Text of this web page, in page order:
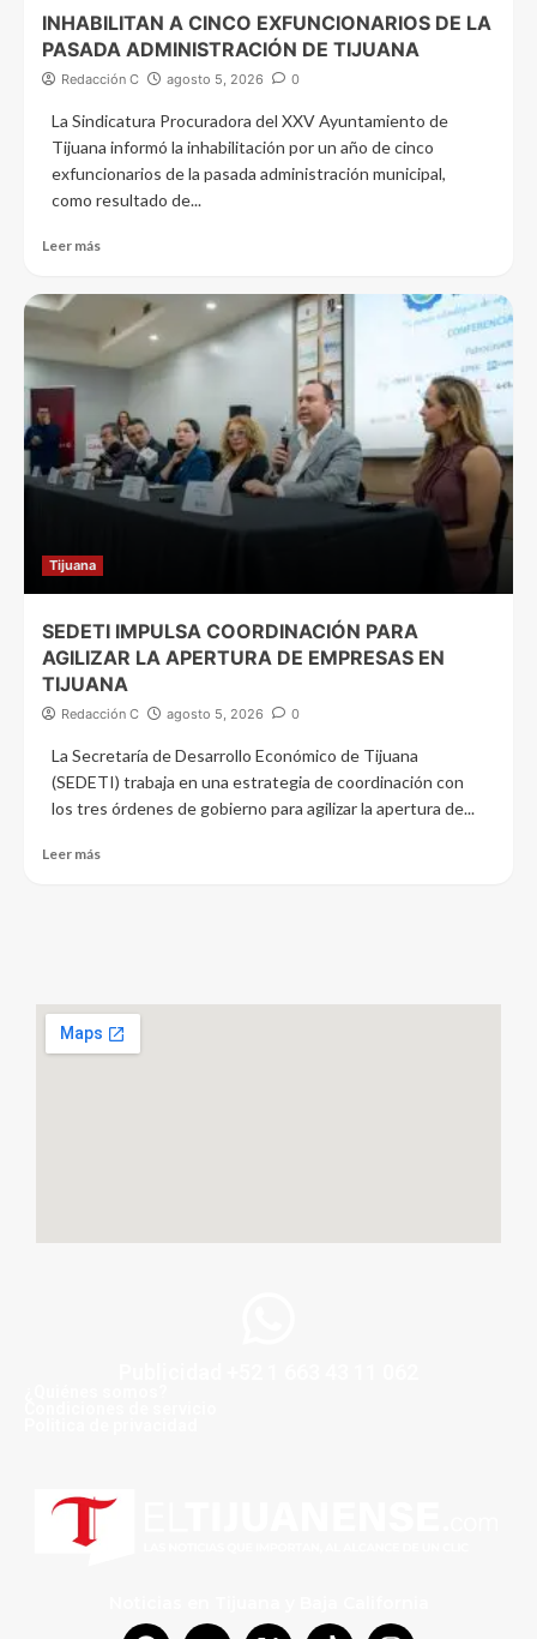
INHABILITAN A CINCO EXFUNCIONARIOS DE LA
PASADA ADMINISTRACIÓN DE TIJUANA
Redacción C agosto 5, 2026 0
La Sindicatura Procuradora del XXV Ayuntamiento de
Tijuana informó la inhabilitación por un año de cinco
exfuncionarios de la pasada administración municipal,
como resultado de...
Leer más
Tijuana
SEDETI IMPULSA COORDINACIÓN PARA
AGILIZAR LA APERTURA DE EMPRESAS EN
TIJUANA
Redacción C agosto 5, 2026 0
La Secretaría de Desarrollo Económico de Tijuana
(SEDETI) trabaja en una estrategia de coordinación con
los tres órdenes de gobierno para agilizar la apertura de...
Leer más